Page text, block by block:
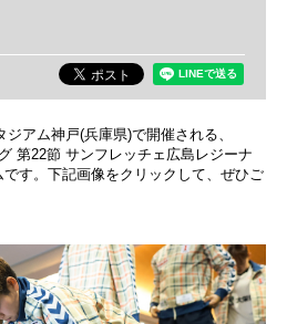
アム神戸(兵庫県)で開催される、
第22節 サンフレッチェ広島レジーナ
す。下記画像をクリックして、ぜひご